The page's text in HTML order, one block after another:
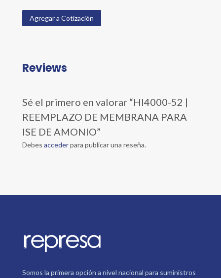
Agregar a Cotización
Reviews
Sé el primero en valorar “HI4000-52 |
REEMPLAZO DE MEMBRANA PARA
ISE DE AMONIO”
Debes accederpara publicar una reseña.
Somos la primera opción a nivel nacional para suministros